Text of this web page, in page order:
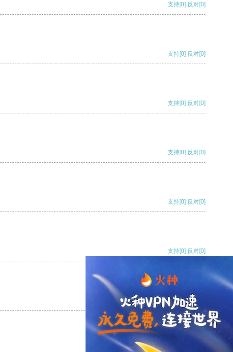
支持[0] 反对[0]
支持[0] 反对[0]
支持[0] 反对[0]
支持[0] 反对[0]
支持[0] 反对[0]
支持[0] 反对[0]
支持[0] 反对
支持